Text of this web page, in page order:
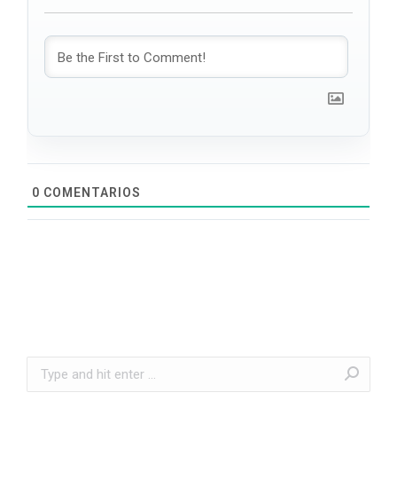
0 COMENTARIOS
Search: